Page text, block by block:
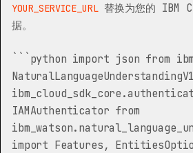
YOUR_SERVICE_URL替换为您的 IBM
据。
```python import json from
IAMAuthenticator from
import Features,